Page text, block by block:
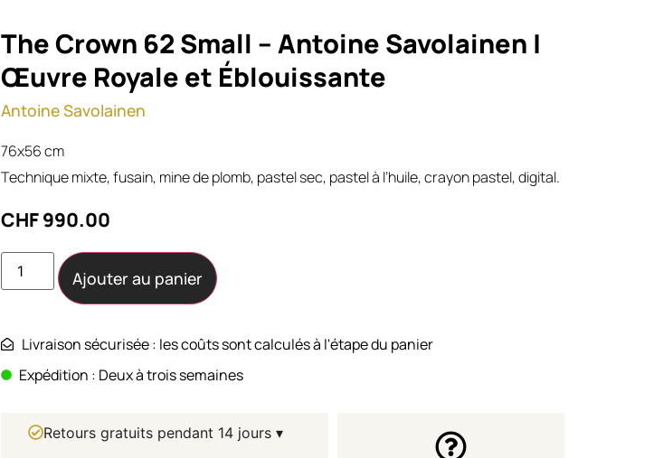
The Crown 62 Small – Antoine Savolainen |
Œuvre Royale et Éblouissante
Antoine Savolainen
76x56 cm
Technique mixte, fusain, mine de plomb, pastel sec, pastel à l’huile, crayon pastel, digital.
CHF990.00
Ajouter au panier
Livraison sécurisée : les coûts sont calculés à l'étape du panier
Expédition : Deux à trois semaines
Retours gratuits pendant 14 jours ▾